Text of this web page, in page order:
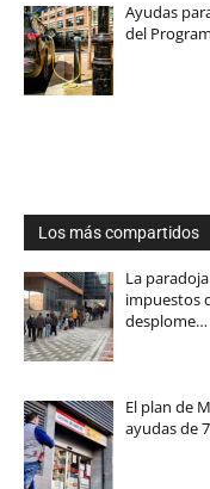
Ayudas
del
Los más compartidos
La
impuestos
desplome…
El plan de
ayudas de